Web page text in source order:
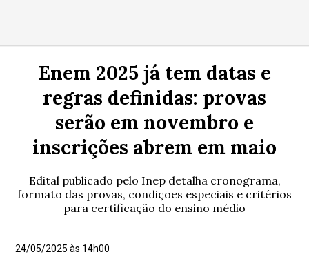
Enem 2025 já tem datas e
regras definidas: provas
serão em novembro e
inscrições abrem em maio
Edital publicado pelo Inep detalha cronograma,
formato das provas, condições especiais e critérios
para certificação do ensino médio
24/05/2025 às 14h00